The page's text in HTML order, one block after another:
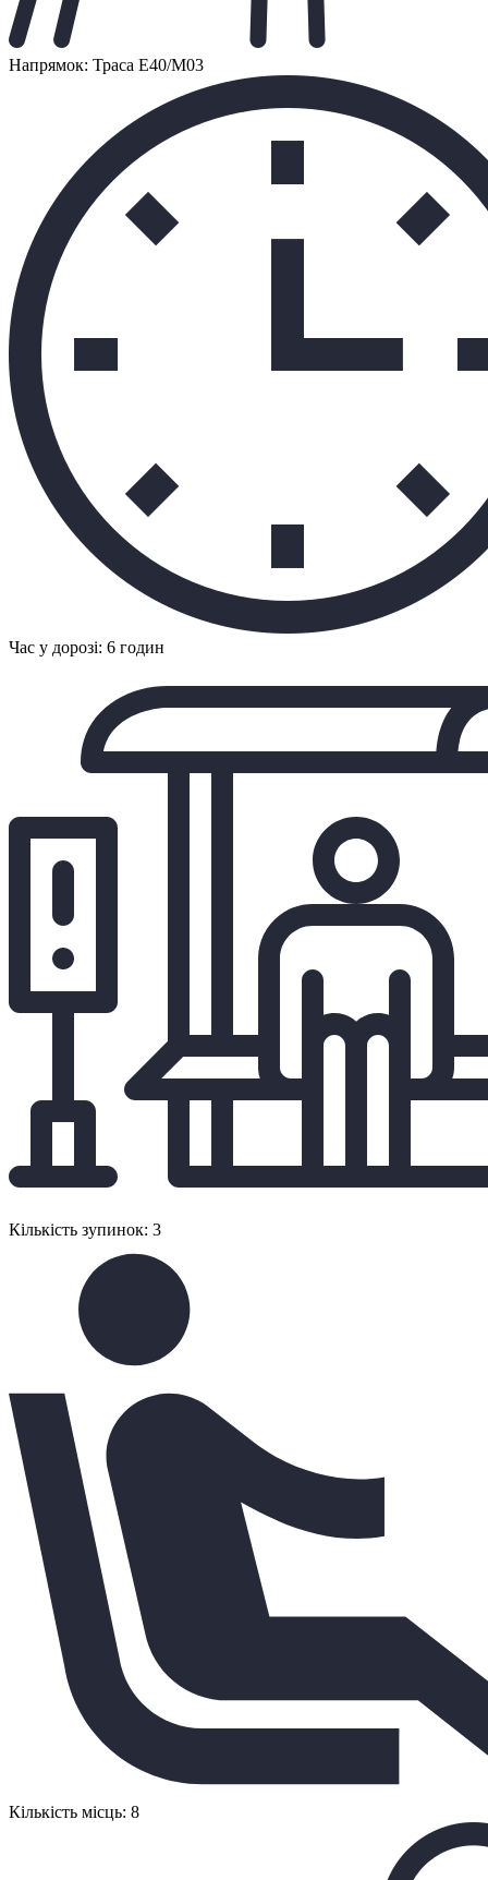
Напрямок: Траса Е40/М03
Час у дорозі: 6 годин
Кількість зупинок: 3
Кількість місць: 8